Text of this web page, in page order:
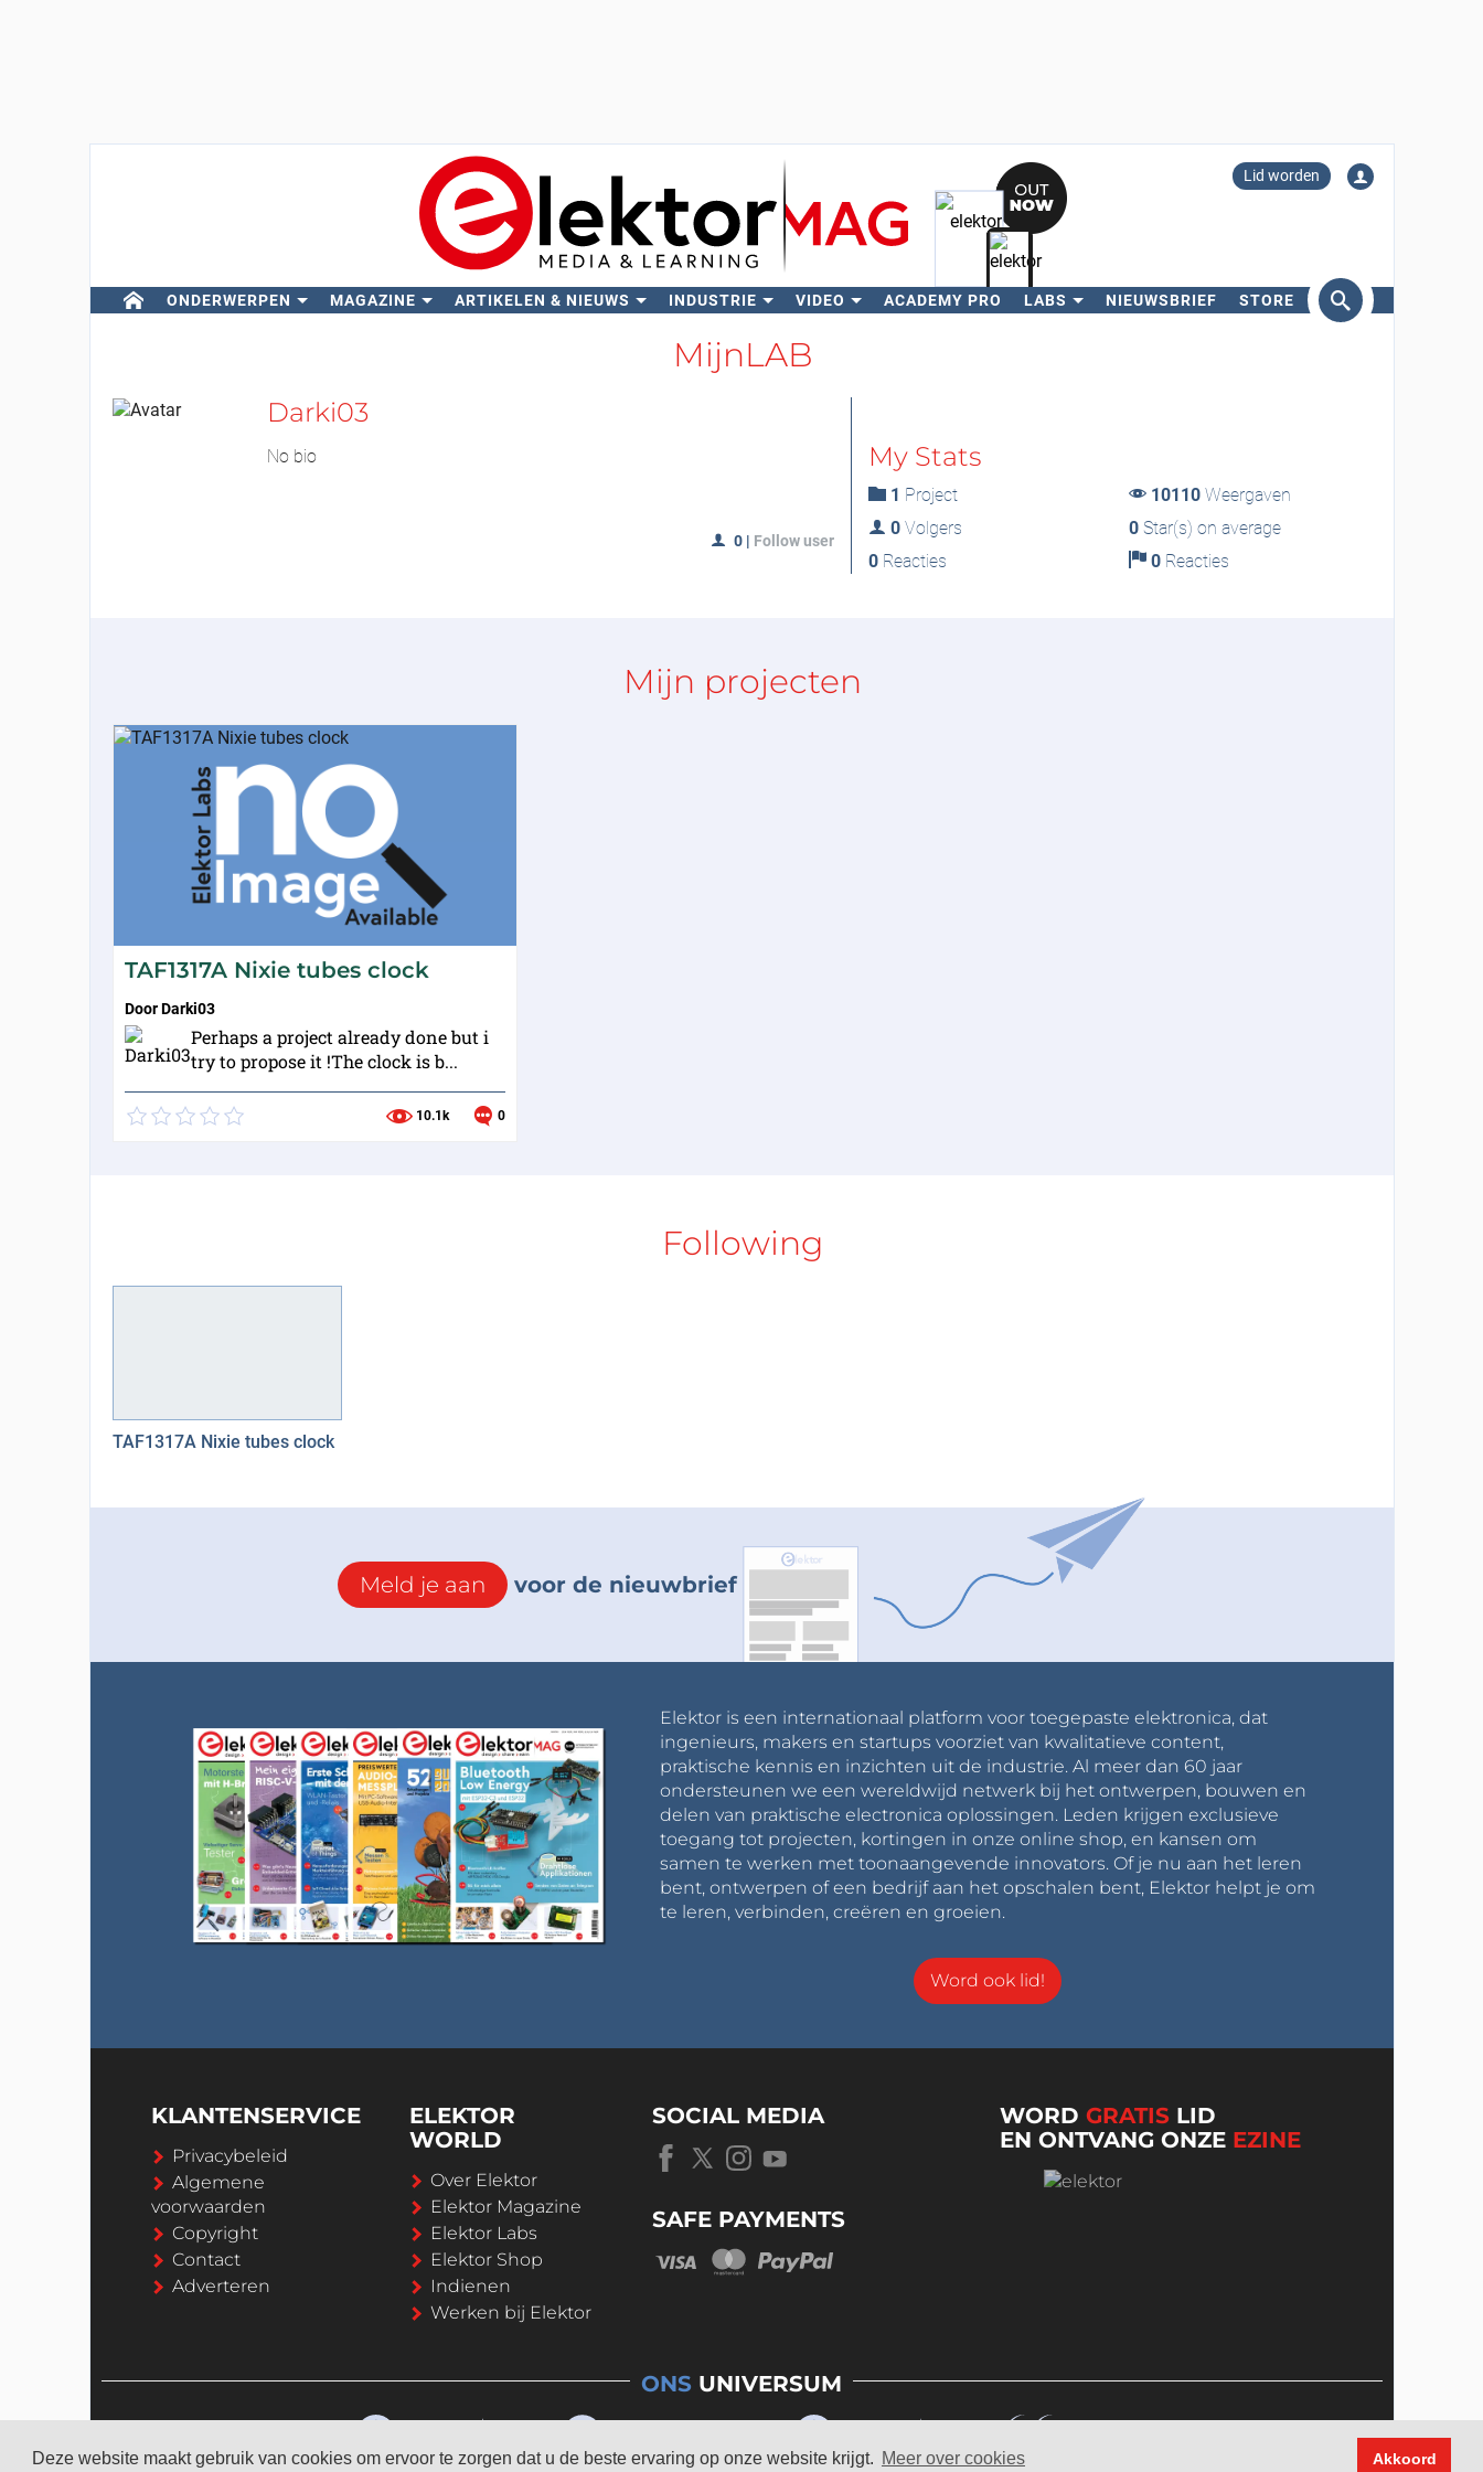
Deze website maakt gebruik van cookies om ervoor te zorgen dat u de beste ervaring op onze website krijgt. Meer over cookies Akkoord
Lid worden
ONDERWERPEN MAGAZINE ARTIKELEN & NIEUWS INDUSTRIE VIDEO ACADEMY PRO LABS NIEUWSBRIEF STORE
MijnLAB
Darki03
No bio
0 | Follow user
My Stats
1 Project 10110 Weergaven
0Volgers 0 Star(s) on average
0Reacties 0 Reacties
Mijn projecten
TAF1317A Nixie tubes clock
DoorDarki03
Perhaps a project already done but i
try to propose it !The clock is b...
10.1k 0
Following
TAF1317A Nixie tubes clock
Meld je aan voor de nieuwbrief
Elektor is een internationaal platform voor toegepaste elektronica, dat
ingenieurs, makers en startups voorziet van kwalitatieve content,
praktische kennis en inzichten uit de industrie. Al meer dan 60 jaar
ondersteunen we een wereldwijd netwerk bij het ontwerpen, bouwen en
delen van praktische electronica oplossingen. Leden krijgen exclusieve
toegang tot projecten, kortingen in onze online shop, en kansen om
samen te werken met toonaangevende innovators. Of je nu aan het leren
bent, ontwerpen of een bedrijf aan het opschalen bent, Elektor helpt je om
te leren, verbinden, creëren en groeien.
Word ook lid!
KLANTENSERVICE
Privacybeleid
Algemene
voorwaarden
Copyright
Contact
Adverteren
ELEKTOR
WORLD
Over Elektor
Elektor Magazine
Elektor Labs
Elektor Shop
Indienen
Werken bij Elektor
SOCIAL MEDIA
SAFE PAYMENTS
WORDGRATIS LID
EN ONTVANG ONZE EZINE
ONS UNIVERSUM